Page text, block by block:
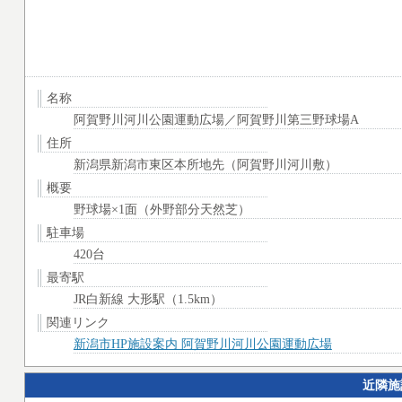
名称
阿賀野川河川公園運動広場／阿賀野川第三野球場A
住所
新潟県新潟市東区本所地先（阿賀野川河川敷）
概要
野球場×1面（外野部分天然芝）
駐車場
420台
最寄駅
JR白新線 大形駅（1.5km）
関連リンク
新潟市HP施設案内 阿賀野川河川公園運動広場
近隣